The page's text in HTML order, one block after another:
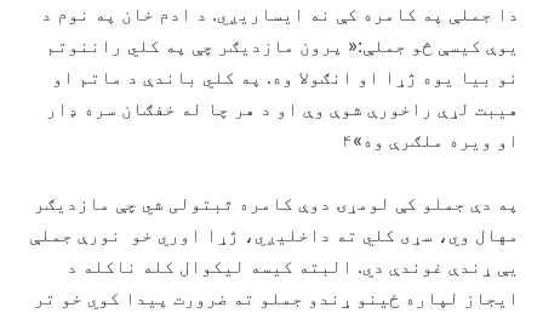
دا جملې په کامره کې نه ایساریږي. د ادم خان په نوم د
یوې کیسې څو جملې:« پرون مازدیګر چې په کلي راننوتم
نو بیا یوه ژړا او انګولا وه. په کلي باندې د ماتم او
هیبت لړې راخورې شوې وې او د هر چا له خفګان سره ډار
او ویره ملګرې وه»۴
په دې جملو کې لومړۍ دوې کامره ثبتولی شي چې مازدیګر
مهال وي، سړی کلي ته داخلیږي، ژړا اوري خو نورې جملې
یې ړندې غوندې دي. البته کیسه لیکوال کله ناکله د
ایجاز لپاره ځینو ړندو جملو ته ضرورت پیدا کوي خو تر